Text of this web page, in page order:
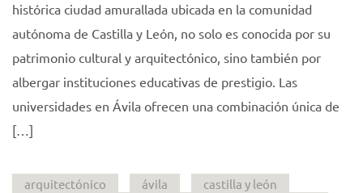
histórica ciudad amurallada ubicada en la comunidad
autónoma de Castilla y León, no solo es conocida por su
patrimonio cultural y arquitectónico, sino también por
albergar instituciones educativas de prestigio. Las
universidades en Ávila ofrecen una combinación única de
[…]
arquitectónico ávila
castilla y león